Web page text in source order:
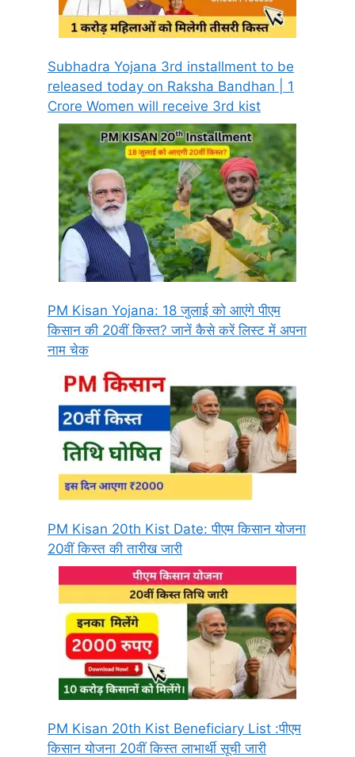
Subhadra Yojana 3rd installment to be
released today on Raksha Bandhan | 1
Crore Women will receive 3rd kist
PM Kisan Yojana: 18 जुलाई को आएंगे पीएम
किसान की 20वीं किस्त? जानें कैसे करें लिस्ट में अपना
नाम चेक
PM Kisan 20th Kist Date: पीएम किसान योजना
20वीं किस्त की तारीख जारी
PM Kisan 20th Kist Beneficiary List :पीएम
किसान योजना 20वीं किस्त लाभार्थी सूची जारी